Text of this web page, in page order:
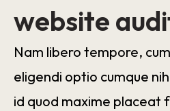
website
Nam libero tempore,
eligendi optio cumque
id quod maxime placeat